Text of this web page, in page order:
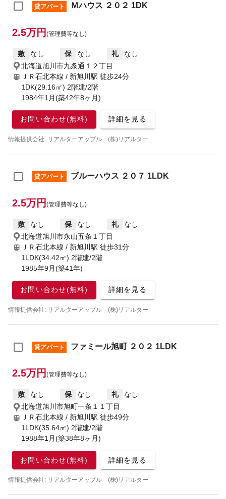
貸アパート Ｍハウス ２０２ 1DK
2.5万円 (管理費等なし)
敷 なし 保 なし 礼
なし
北海道旭川市九条通１２丁目
ＪＲ石北本線 / 新旭川駅 徒歩24分
1DK(29.16㎡) 2階建/2階
1984年1月(築42年8ヶ月)
お問い合わせ(無料) 詳細を見る
情報提供会社: リアルターアップル (株)リアルター
貸アパート ブルーハウス ２０７ 1LDK
2.5万円 (管理費等なし)
敷 なし 保 なし 礼
なし
北海道旭川市永山五条１丁目
ＪＲ石北本線 / 新旭川駅 徒歩31分
1LDK(34.42㎡) 2階建/2階
1985年9月(築41年)
お問い合わせ(無料) 詳細を見る
情報提供会社: リアルターアップル (株)リアルター
貸アパート ファミール旭町 ２０２ 1LDK
2.5万円 (管理費等なし)
敷 なし 保 なし 礼
なし
北海道旭川市旭町一条１１丁目
ＪＲ石北本線 / 新旭川駅 徒歩49分
1LDK(35.64㎡) 2階建/2階
1988年1月(築38年8ヶ月)
お問い合わせ(無料) 詳細を見る
情報提供会社: リアルターアップル (株)リアルター